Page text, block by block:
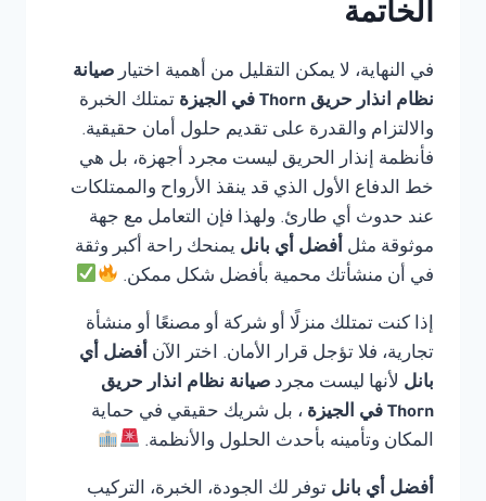
الخاتمة
في النهاية، لا يمكن التقليل من أهمية اختيار صيانة
نظام انذار حريق Thorn في الجيزة
تمتلك الخبرة
والالتزام والقدرة على تقديم حلول أمان حقيقية.
فأنظمة إنذار الحريق ليست مجرد أجهزة، بل هي
خط الدفاع الأول الذي قد ينقذ الأرواح والممتلكات
عند حدوث أي طارئ. ولهذا فإن التعامل مع جهة
موثوقة مثل أفضل أي بانل يمنحك راحة أكبر وثقة
في أن منشأتك محمية بأفضل شكل ممكن.
إذا كنت تمتلك منزلًا أو شركة أو مصنعًا أو منشأة
تجارية، فلا تؤجل قرار الأمان. اختر الآن أفضل أي
بانل لأنها ليست مجرد صيانة نظام انذار حريق
Thorn في الجيزة
، بل شريك حقيقي في حماية
المكان وتأمينه بأحدث الحلول والأنظمة.
أفضل أي بانل توفر لك الجودة، الخبرة، التركيب